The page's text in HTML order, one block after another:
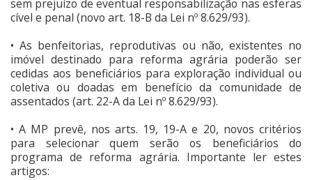
sem prejuízo de eventual responsabilização nas esferas
cível e penal (novo art. 18-B da Lei nº 8.629/93).
• As benfeitorias, reprodutivas ou não, existentes no
imóvel destinado para reforma agrária poderão ser
cedidas aos beneficiários para exploração individual ou
coletiva ou doadas em benefício da comunidade de
assentados (art. 22-A da Lei nº 8.629/93).
• A MP prevê, nos arts. 19, 19-A e 20, novos critérios
para selecionar quem serão os beneficiários do
programa de reforma agrária. Importante ler estes
artigos: